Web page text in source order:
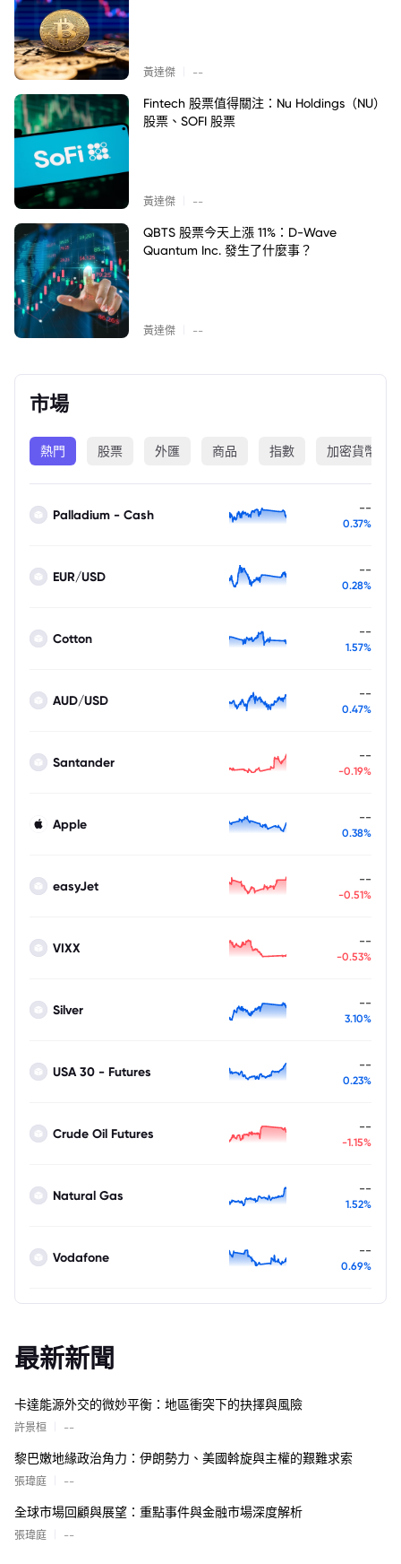
黃達傑 --
Fintech 股票值得關注：Nu Holdings（NU）
股票、SOFI 股票
黃達傑 --
QBTS 股票今天上漲 11%：D-Wave
Quantum Inc. 發生了什麼事？
黃達傑 --
市場
熱門 股票 外匯 商品 指數 加密貨幣
Palladium - Cash --
0.37%
EUR/USD --
0.28%
Cotton --
1.57%
AUD/USD --
0.47%
Santander --
-0.19%
Apple --
0.38%
easyJet --
-0.51%
VIXX --
-0.53%
Silver --
3.10%
USA 30 - Futures --
0.23%
Crude Oil Futures --
-1.15%
Natural Gas --
1.52%
Vodafone --
0.69%
最新新聞
卡達能源外交的微妙平衡：地區衝突下的抉擇與風險
許景桓 --
黎巴嫩地緣政治角力：伊朗勢力、美國斡旋與主權的艱難求索
張瑋庭 --
全球市場回顧與展望：重點事件與金融市場深度解析
張瑋庭 --